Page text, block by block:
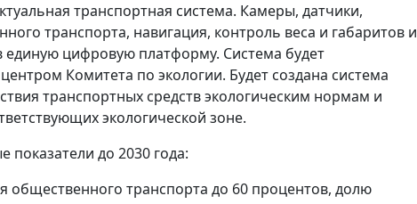
транспортная система. Камеры, датчики,
транспорта, навигация, контроль веса и габаритов и
единую цифровую платформу. Система будет
Комитета по экологии. Будет создана система
транспортных средств экологическим нормам и
экологической зоне.
показатели до 2030 года:
общественного транспорта до 60 процентов, долю